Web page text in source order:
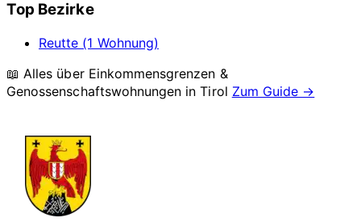
Top Bezirke
Reutte (1 Wohnung)
📖 Alles über Einkommensgrenzen &
Genossenschaftswohnungen inTirol Zum Guide →